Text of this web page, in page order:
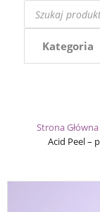
Wyszukiwarka
produktów
Strona Główna
Acid Peel –